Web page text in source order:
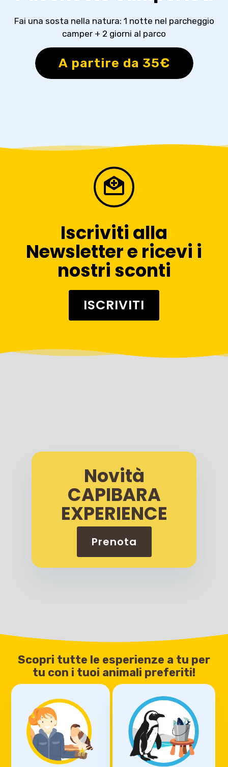
Fai una sosta nella natura: 1 notte nel parcheggio
camper + 2 giorni al parco
A partire da 35€
Iscriviti alla
Newsletter e ricevi i
nostri sconti
ISCRIVITI
Novità
CAPIBARA
EXPERIENCE
Prenota
Scopri tutte le esperienze a tu per
tu con i tuoi animali preferiti!